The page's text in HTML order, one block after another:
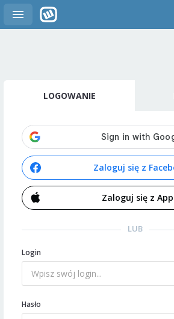
LOGOWANIE
Zaloguj się z
Zaloguj się z
LUB
Login
Hasło